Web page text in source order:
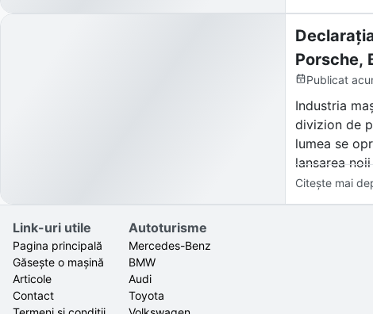
Porsche,
Publicat
Industria
divizion de
lumea se
lansarea
Mans),
și gigantul
Citește mai
Link-uri utile
Pagina principală
Găsește o mașină
Articole
Contact
Autoturisme
Mercedes-Benz
BMW
Audi
Toyota